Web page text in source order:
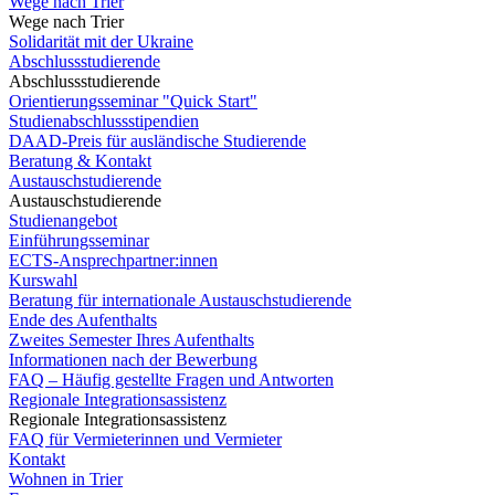
Wege nach Trier
Solidarität mit der Ukraine
Abschlussstudierende
Abschlussstudierende
Orientierungsseminar "Quick Start"
Studienabschlussstipendien
DAAD-Preis für ausländische Studierende
Beratung & Kontakt
Austauschstudierende
Austauschstudierende
Studienangebot
Einführungsseminar
ECTS-Ansprechpartner:innen
Kurswahl
Beratung für internationale Austauschstudierende
Ende des Aufenthalts
Zweites Semester Ihres Aufenthalts
Informationen nach der Bewerbung
FAQ – Häufig gestellte Fragen und Antworten
Regionale Integrationsassistenz
Regionale Integrationsassistenz
FAQ für Vermieterinnen und Vermieter
Kontakt
Wohnen in Trier